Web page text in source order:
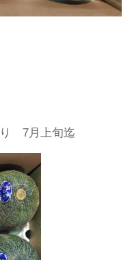
7月上旬迄